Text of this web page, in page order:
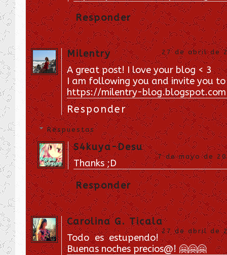
Responder
Milentry 27 de abril de
A great post! I love your blog < 3
I am following you and invite you to
https://milentry-blog.blogspot.com
Responder
Respuestas
S4kuya-Desu
7 de mayo de
Thanks ;D
Responder
Carolina G. Ticala
27 de abril de
Todo es estupendo!
Buenas noches precios@! 🤗🤗🤗